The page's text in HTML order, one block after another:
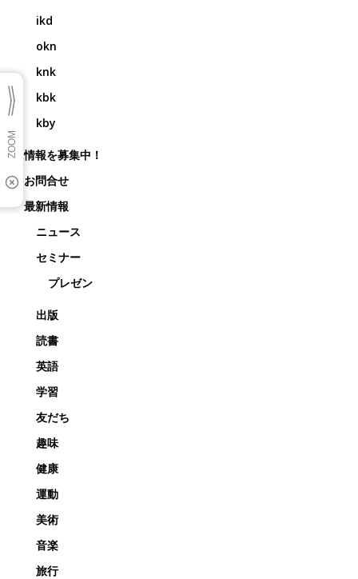
ikd
okn
knk
kbk
kby
情報を募集中！
お問合せ
最新情報
ニュース
セミナー
プレゼン
出版
読書
英語
学習
友だち
趣味
健康
運動
美術
音楽
旅行